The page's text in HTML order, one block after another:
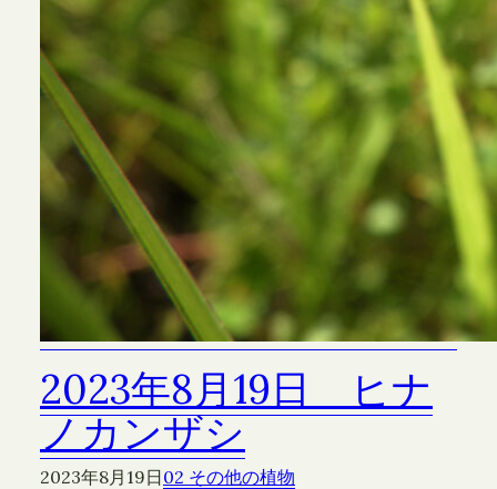
2023年8月19日 ヒナ
ノカンザシ
2023年8月19日02 その他の植物